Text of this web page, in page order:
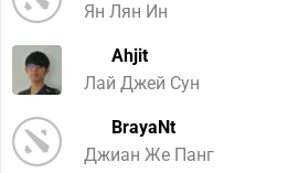
Ян Лян Ин
Ahjit
Лай Джей Сун
BrayaNt
Джиан Же Панг